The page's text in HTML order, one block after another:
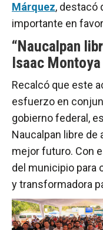
Márquez, destacó
importante en
“Naucalpan
Isaac Montoya
Recalcó que este
esfuerzo en
gobierno federal,
Naucalpan libre de
mejor futuro. Con
del municipio para
y transformadora